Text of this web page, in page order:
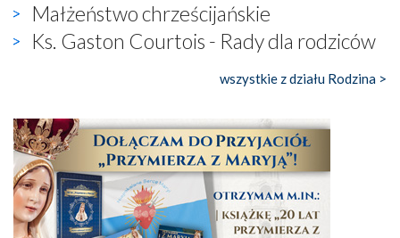
Małżeństwo chrześcijańskie
Ks. Gaston Courtois - Rady dla rodziców
wszystkie z działu Rodzina >